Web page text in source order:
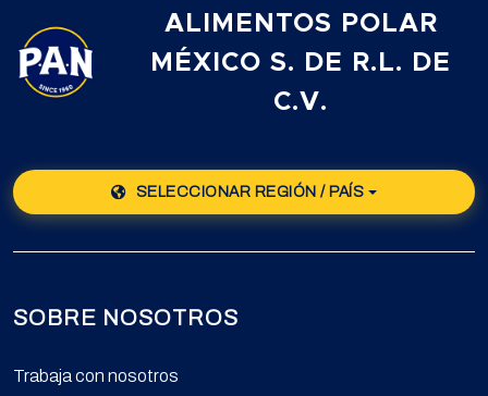
ALIMENTOS POLAR
MÉXICO S. DE R.L. DE
C.V.
SELECCIONAR REGIÓN / PAÍS
SOBRE NOSOTROS
Trabaja con nosotros